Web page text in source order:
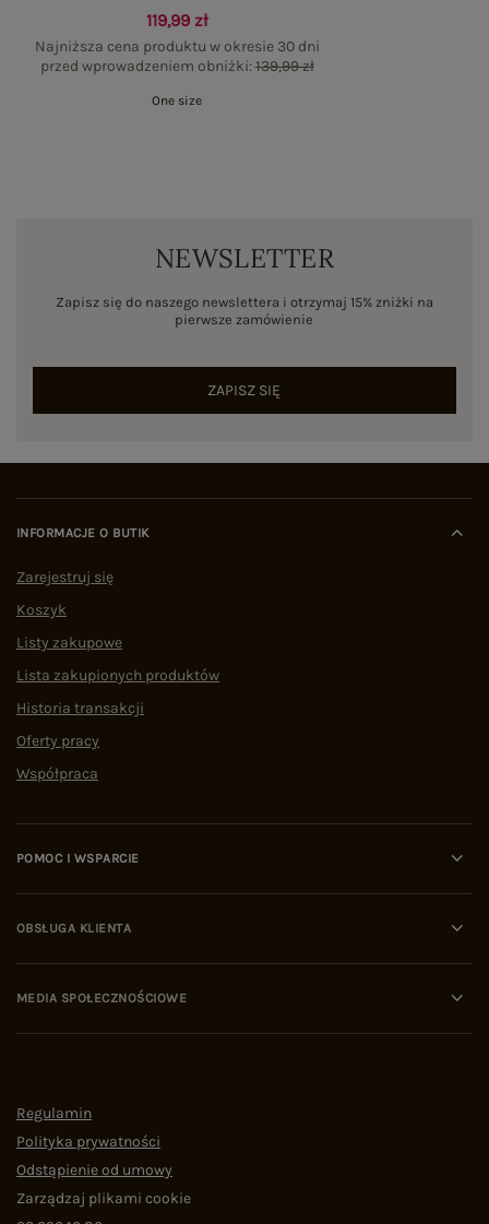
119,99 zł
Najniższa cena produktu w okresie 30 dni
przed wprowadzeniem obniżki:139,99 zł
One size
NEWSLETTER
Zapisz się do naszego newslettera i otrzymaj 15% zniżki na
pierwsze zamówienie
ZAPISZ SIĘ
INFORMACJE O BUTIK
Zarejestruj się
Koszyk
Listy zakupowe
Lista zakupionych produktów
Historia transakcji
Oferty pracy
Współpraca
POMOC I WSPARCIE
OBSŁUGA KLIENTA
MEDIA SPOŁECZNOŚCIOWE
Regulamin
Polityka prywatności
Odstąpienie od umowy
Zarządzaj plikami cookie